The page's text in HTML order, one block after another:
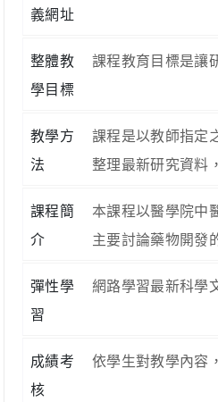
義網址
整體教
學目標
課程教育目標是讓
教學方
法
課程是以教師指定
整理最新研究資料
課程簡
介
本課程以醫學院中
主要討論藥物開發
彈性學
習
網路學習最新科學
成績考
核
依學生對教學內容